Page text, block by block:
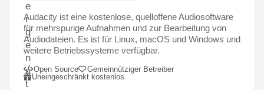
e
r
g
e
n
u
t
Audacity ist eine kostenlose, quelloffene Audiosoftware
für mehrspurige Aufnahmen und zur Bearbeitung von
Audiodateien. Es ist für Linux, macOS und Windows und
weitere Betriebssysteme verfügbar.
Open Source
Gemeinnütziger Betreiber
Uneingeschränkt kostenlos